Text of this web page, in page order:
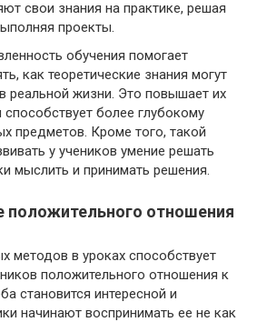
свои знания на практике, решая
проекты.
обучения помогает
как теоретические знания могут
реальной жизни. Это повышает их
более глубокому
предметов. Кроме того, такой
у учеников умение решать
мыслить и принимать решения.
положительного отношения
методов в уроках способствует
положительного отношения к
становится интересной и
начинают воспринимать ее не как